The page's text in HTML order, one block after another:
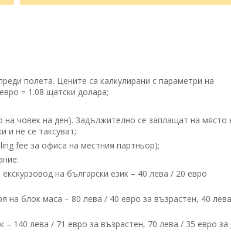
полета. Цените са калкулирани с параметри на
= 1.08 щатски долара;
човек на ден). Задължително се заплащат на място
и не се таксуват;
fee за офиса на местния партньор);
на български език – 40 лева / 20 евро
на блок маса – 80 лева / 40 евро за възрастен, 40
– 140 лева / 71 евро за възрастен, 70 лева / 35 евро за